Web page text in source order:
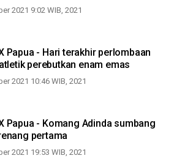
2021 9:02 WIB, 2021
Papua - Hari terakhir perlombaan
perebutkan enam emas
2021 10:46 WIB, 2021
Adinda sumbang
pertama
2021 19:53 WIB, 2021